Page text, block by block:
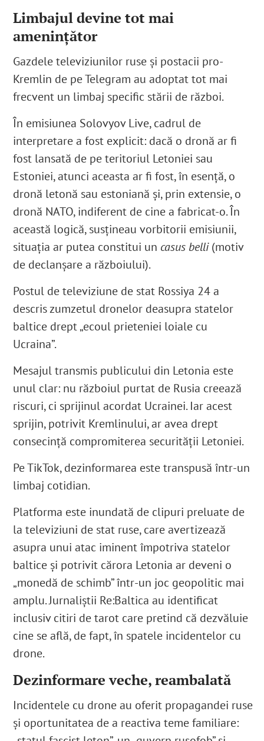
Limbajul devine tot mai
ameninţător
Gazdele televiziunilor ruse și postacii pro-
Kremlin de pe Telegram au adoptat tot mai
frecvent un limbaj specific stării de război.
În emisiunea Solovyov Live, cadrul de
interpretare a fost explicit: dacă o dronă ar fi
fost lansată de pe teritoriul Letoniei sau
Estoniei, atunci aceasta ar fi fost, în esență, o
dronă letonă sau estoniană și, prin extensie, o
dronă NATO, indiferent de cine a fabricat-o. În
această logică, susțineau vorbitorii emisiunii,
situația ar putea constitui un casus belli(motiv
de declanșare a războiului).
Postul de televiziune de stat Rossiya 24 a
descris zumzetul dronelor deasupra statelor
baltice drept „ecoul prieteniei loiale cu
Ucraina”.
Mesajul transmis publicului din Letonia este
unul clar: nu războiul purtat de Rusia creează
riscuri, ci sprijinul acordat Ucrainei. Iar acest
sprijin, potrivit Kremlinului, ar avea drept
consecinţă compromiterea securității Letoniei.
Pe TikTok, dezinformarea este transpusă într-un
limbaj cotidian.
Platforma este inundată de clipuri preluate de
la televiziuni de stat ruse, care avertizează
asupra unui atac iminent împotriva statelor
baltice şi potrivit cărora Letonia ar deveni o
„monedă de schimb” într-un joc geopolitic mai
amplu. Jurnaliştii Re:Baltica au identificat
inclusiv citiri de tarot care pretind că dezvăluie
cine se află, de fapt, în spatele incidentelor cu
drone.
Dezinformare veche, reambalată
Incidentele cu drone au oferit propagandei ruse
și oportunitatea de a reactiva teme familiare: